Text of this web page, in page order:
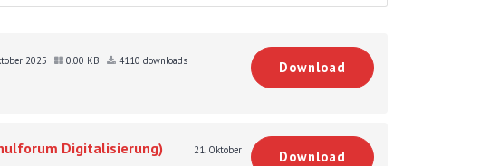
2025 0.00 KB 4110 downloads Download
Digitalisierung)
21. Oktober
Download